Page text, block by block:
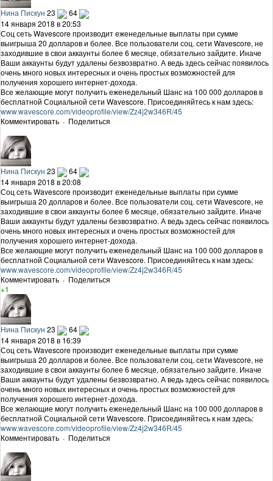
Нина Пискун 23
64
14 января 2018 в 20:53
Соц сеть Wavescore производит еженедельные выплаты при сумме
выигрыша 20 долларов и более. Все пользователи соц. сети Wavescore, не
заходившие в свои аккаунты более 6 месяце, обязательно зайдите. Иначе
Ваши аккаунты будут удалены безвозвратно. А ведь здесь сейчас появилось
очень много новых интересных и очень простых возможностей для
получения хорошего интернет-дохода.
Все желающие могут получить еженедельный Шанс на 100 000 долларов в
бесплатной Социальной сети Wavescore. Присоединяйтесь к нам здесь:
www.wavescore.com/videoprofile/view/Zz4j2w346R/45
Комментировать · Поделиться
Нина Пискун 23
64
14 января 2018 в 20:08
Соц сеть Wavescore производит еженедельные выплаты при сумме
выигрыша 20 долларов и более. Все пользователи соц. сети Wavescore, не
заходившие в свои аккаунты более 6 месяце, обязательно зайдите. Иначе
Ваши аккаунты будут удалены безвозвратно. А ведь здесь сейчас появилось
очень много новых интересных и очень простых возможностей для
получения хорошего интернет-дохода.
Все желающие могут получить еженедельный Шанс на 100 000 долларов в
бесплатной Социальной сети Wavescore. Присоединяйтесь к нам здесь:
www.wavescore.com/videoprofile/view/Zz4j2w346R/45
Комментировать · Поделиться
+1
Нина Пискун 23
64
14 января 2018 в 16:39
Соц сеть Wavescore производит еженедельные выплаты при сумме
выигрыша 20 долларов и более. Все пользователи соц. сети Wavescore, не
заходившие в свои аккаунты более 6 месяце, обязательно зайдите. Иначе
Ваши аккаунты будут удалены безвозвратно. А ведь здесь сейчас появилось
очень много новых интересных и очень простых возможностей для
получения хорошего интернет-дохода.
Все желающие могут получить еженедельный Шанс на 100 000 долларов в
бесплатной Социальной сети Wavescore. Присоединяйтесь к нам здесь:
www.wavescore.com/videoprofile/view/Zz4j2w346R/45
Комментировать · Поделиться